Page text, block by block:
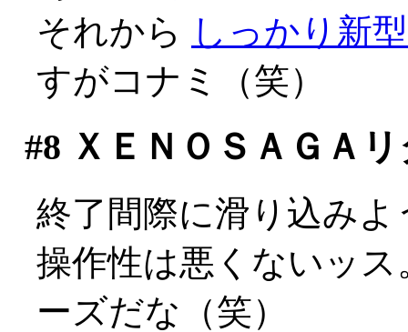
それから しっかり新
すがコナミ（笑）
#8 ＸＥＮＯＳＡＧＡ
終了間際に滑り込み
操作性は悪くないッ
ーズだな（笑）